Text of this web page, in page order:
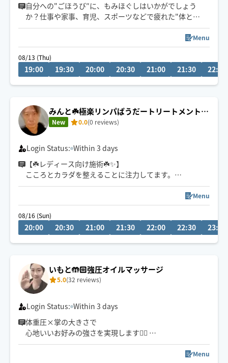
自分への"ごほうび″に、もみほぐしはいかがでしょう
か？仕事や家事、育児、スポーツなどで疲れた"体と
心"を癒します。セラピスト歴2015年〜得意な施術部位
(肩、腰、ふくらはぎ、足うら)静岡県出身/身長168cm/リ
ラクゼーションセラピスト1級「お客様の笑顔のため頑張
ります！」※不定期の出勤となります。
Menu
08/13 (Thu)
19:00 19:30 20:00 20:30 21:00 21:30 22:00
みんと☘️極楽リンパぱうだートリートメント🪔
✨
New 0.0(0 reviews)
Login Status: Within 3 days
【☘️レディース向け施術☘️✨】
こころとカラダを整えることに注力してます。
温かい手、心身ともリラックスタイム
これまで東京港区にて活動していました。結婚を機にぐ
※他ルートお客様のため、前日24時までにチャットをお
願いします🙇
Menu
08/16 (Sun)
20:00 20:30 21:00 21:30 22:00 22:30 23:00
いもと🤲🏻強圧オイルマッサージ
5.0(32 reviews)
Login Status: Within 3 days
体重圧×掌の大きさで
心地いいお好みの強さを実現します✋🏻
じっくり、しっかり効く圧、強揉み得意💆🏻‍♀️
Menu